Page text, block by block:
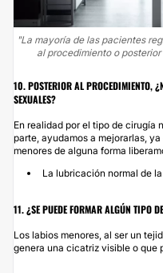
"La mayoría de las pacientes
al procedimiento o
10. POSTERIOR AL PROCEDIMIENTO,
SEXUALES?
En realidad por el tipo de cirugía
parte, ayudamos a mejorarlas,
menores de alguna forma
La lubricación normal de
11. ¿SE PUEDE FORMAR ALGÚN TIPO
Los labios menores, al ser un
genera una cicatriz visible o que